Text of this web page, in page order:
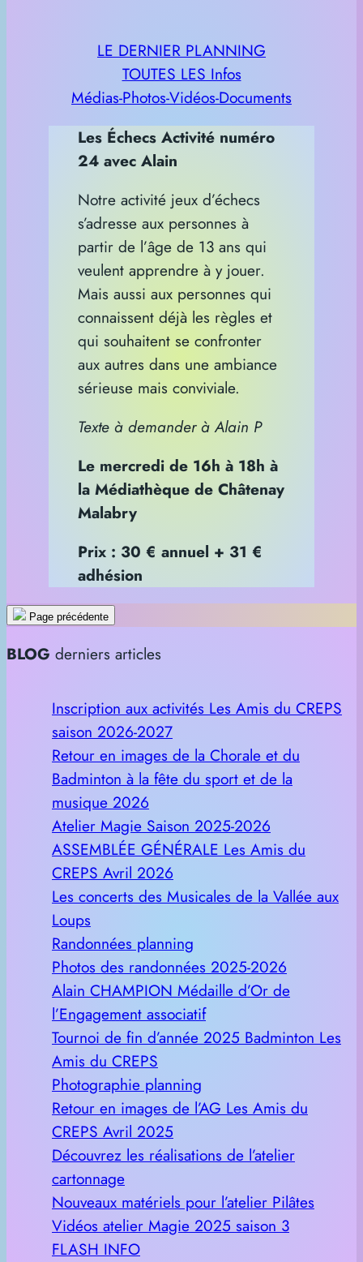
LE DERNIER PLANNING
TOUTES LES Infos
Médias-Photos-Vidéos-Documents
Les Échecs Activité numéro
24 avec Alain
Notre activité jeux d’échecs
s’adresse aux personnes à
partir de l’âge de 13 ans qui
veulent apprendre à y jouer.
Mais aussi aux personnes qui
connaissent déjà les règles et
qui souhaitent se confronter
aux autres dans une ambiance
sérieuse mais conviviale.
Texte à demander à Alain P
Le mercredi de 16h à 18h à
la Médiathèque de Châtenay
Malabry
Prix : 30 € annuel + 31 €
adhésion
Page précédente
BLOG derniers articles
Inscription aux activités Les Amis du CREPS
saison 2026-2027
Retour en images de la Chorale et du
Badminton à la fête du sport et de la
musique 2026
Atelier Magie Saison 2025-2026
ASSEMBLÉE GÉNÉRALE Les Amis du
CREPS Avril 2026
Les concerts des Musicales de la Vallée aux
Loups
Randonnées planning
Photos des randonnées 2025-2026
Alain CHAMPION Médaille d’Or de
l’Engagement associatif
Tournoi de fin d’année 2025 Badminton Les
Amis du CREPS
Photographie planning
Retour en images de l’AG Les Amis du
CREPS Avril 2025
Découvrez les réalisations de l’atelier
cartonnage
Nouveaux matériels pour l’atelier Pilâtes
Vidéos atelier Magie 2025 saison 3
FLASH INFO